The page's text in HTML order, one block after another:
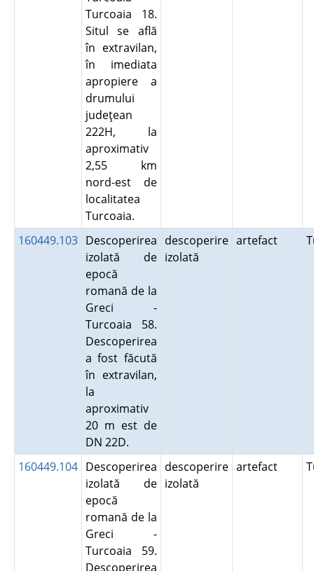
Turcoaia 18.
Situl se află
în extravilan,
în imediata
apropiere a
drumului
judeţean
222H, la
aproximativ
2,55 km
nord-est de
localitatea
Turcoaia.
160449.103 Descoperirea
izolată de
epocă
romană de la
Greci -
Turcoaia 58.
Descoperirea
a fost făcută
în extravilan,
la
aproximativ
20 m est de
DN 22D.
descoperire
izolată
artefact
160449.104 Descoperirea
izolată de
epocă
romană de la
Greci -
Turcoaia 59.
Descoperirea
descoperire
izolată
artefact